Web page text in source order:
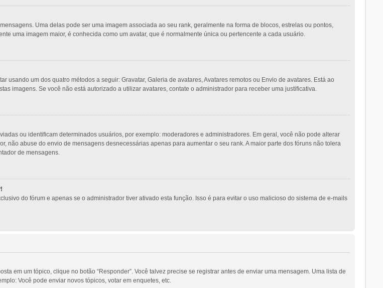
Uma delas pode ser uma imagem associada ao seu rank, geralmente na forma de blocos, estrelas ou pontos,
uma imagem maior, é conhecida como um avatar, que é normalmente única ou pertencente a cada usuário.
usando um dos quatro métodos a seguir: Gravatar, Galeria de avatares, Avatares remotos ou Envio de avatares. Está ao
imagens. Se você não está autorizado a utilizar avatares, contate o administrador para receber uma justificativa.
ou identificam determinados usuários, por exemplo: moderadores e administradores. Em geral, você não pode alterar
não abuse do envio de mensagens desnecessárias apenas para aumentar o seu rank. A maior parte dos fóruns não tolera
de mensagens.
do fórum e apenas se o administrador tiver ativado esta função. Isso é para evitar o uso malicioso do sistema de e-mails
em um tópico, clique no botão “Responder”. Você talvez precise se registrar antes de enviar uma mensagem. Uma lista de
Você pode enviar novos tópicos, votar em enquetes, etc.